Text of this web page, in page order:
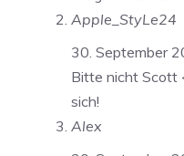
Apple_StyLe24
30. September
Bitte nicht Scott
sich!
Alex